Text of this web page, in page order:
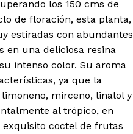
los 150 cms de
de floración, esta planta,
estiradas con abundantes
en una deliciosa resina
intenso color. Su aroma
ya que la
mirceno, linalol y
al trópico, en
coctel de frutas